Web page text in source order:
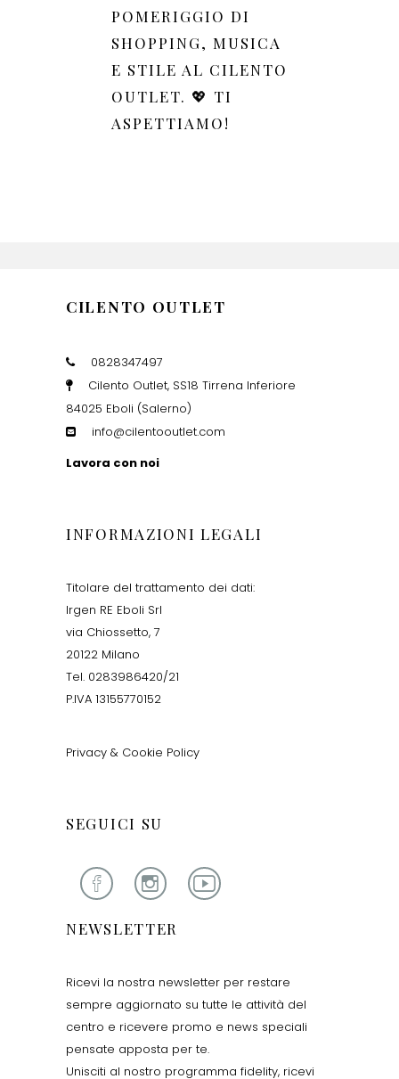
POMERIGGIO DI
SHOPPING, MUSICA
E STILE AL CILENTO
OUTLET. 💖 TI
ASPETTIAMO!
CILENTO OUTLET
0828347497
Cilento Outlet, SS18 Tirrena Inferiore
84025 Eboli (Salerno)
info@cilentooutlet.com
Lavora con noi
INFORMAZIONI LEGALI
Titolare del trattamento dei dati:
Irgen RE Eboli Srl
via Chiossetto, 7
20122 Milano
Tel. 0283986420/21
P.IVA 13155770152
Privacy & Cookie Policy
SEGUICI SU
NEWSLETTER
Ricevi la nostra newsletter per restare
sempre aggiornato su tutte le attività del
centro e ricevere promo e news speciali
pensate apposta per te.
Unisciti al nostro programma fidelity, ricevi